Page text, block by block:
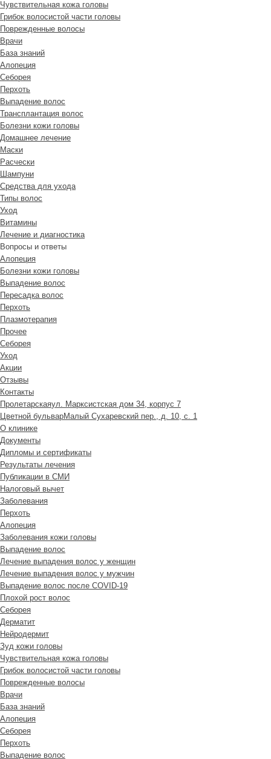
Чувствительная кожа головы
Грибок волосистой части головы
Поврежденные волосы
Врачи
База знаний
Алопеция
Себорея
Перхоть
Выпадение волос
Трансплантация волос
Болезни кожи головы
Домашнее лечение
Маски
Расчески
Шампуни
Средства для ухода
Типы волос
Уход
Витамины
Лечение и диагностика
Вопросы и ответы
Алопеция
Болезни кожи головы
Выпадение волос
Пересадка волос
Перхоть
Плазмотерапия
Прочее
Себорея
Уход
Акции
Отзывы
Контакты
Пролетарскаяул. Марксистская дом 34, корпус 7
Цветной бульварМалый Сухаревский пер., д. 10, с. 1
О клинике
Документы
Дипломы и сертификаты
Результаты лечения
Публикации в СМИ
Налоговый вычет
Заболевания
Перхоть
Алопеция
Заболевания кожи головы
Выпадение волос
Лечение выпадения волос у женщин
Лечение выпадения волос у мужчин
Выпадение волос после COVID-19
Плохой рост волос
Cеборея
Дерматит
Нейродермит
Зуд кожи головы
Чувствительная кожа головы
Грибок волосистой части головы
Поврежденные волосы
Врачи
База знаний
Алопеция
Себорея
Перхоть
Выпадение волос